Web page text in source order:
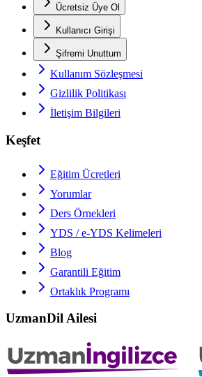
Ücretsiz Üye Ol
Kullanıcı Girişi
Şifremi Unuttum
Kullanım Sözleşmesi
Gizlilik Politikası
İletişim Bilgileri
Keşfet
Eğitim Ücretleri
Yorumlar
Ders Örnekleri
YDS / e-YDS Kelimeleri
Blog
Garantili Eğitim
Ortaklık Programı
UzmanDil Ailesi